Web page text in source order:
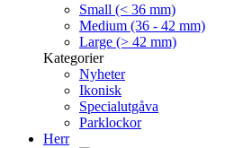
Small (< 36 mm)
Medium (36 - 42 mm)
Large (> 42 mm)
Kategorier
Nyheter
Ikonisk
Specialutgåva
Parklockor
Herr